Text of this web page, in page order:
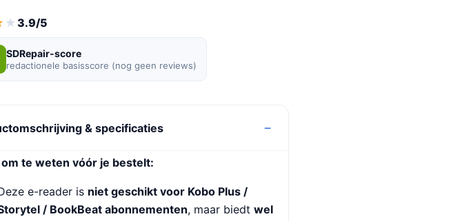
3.9/5
SDRepair-score
redactionele basisscore (nog geen reviews)
& specificaties
om te weten vóór je bestelt:
e-reader is niet geschikt voor Kobo Plus /
/ BookBeat abonnementen, maar biedt wel